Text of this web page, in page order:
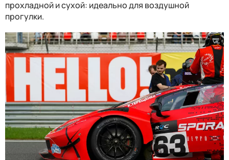
прохладной и сухой: идеально для воздушной
прогулки.